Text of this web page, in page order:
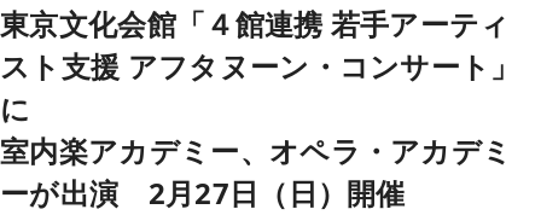
東京文化会館「４館連携 若手アーティ
スト支援 アフタヌーン・コンサート」
に
室内楽アカデミー、オペラ・アカデミ
ーが出演 2月27日（日）開催